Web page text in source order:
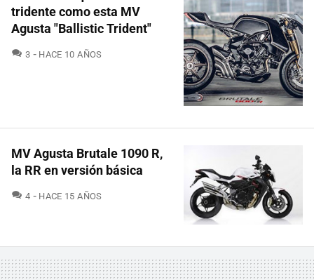
tridente como esta MV
Agusta "Ballistic Trident"
3 COMENTARIOS
HACE 10 AÑOS
MV Agusta Brutale 1090 R,
la RR en versión básica
4 COMENTARIOS
HACE 15 AÑOS